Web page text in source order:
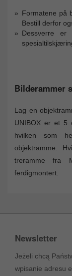
Formatene på
Bestill derfor
Dessverre er
Bilderammer
Lag en
UNIBOX er et 5
hvilken som
objektramme.
treramme fra
ferdigmontert.
Newsletter
Jeżeli chcą
wpisanie adresu